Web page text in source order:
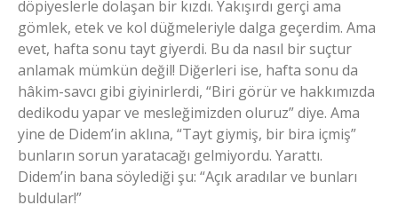
döpiyeslerle dolaşan bir kızdı. Yakışırdı gerçi ama
gömlek, etek ve kol düğmeleriyle dalga geçerdim. Ama
evet, hafta sonu tayt giyerdi. Bu da nasıl bir suçtur
anlamak mümkün değil! Diğerleri ise, hafta sonu da
hâkim-savcı gibi giyinirlerdi, “Biri görür ve hakkımızda
dedikodu yapar ve mesleğimizden oluruz” diye. Ama
yine de Didem’in aklına, “Tayt giymiş, bir bira içmiş”
bunların sorun yaratacağı gelmiyordu. Yarattı.
Didem’in bana söylediği şu: “Açık aradılar ve bunları
buldular!”